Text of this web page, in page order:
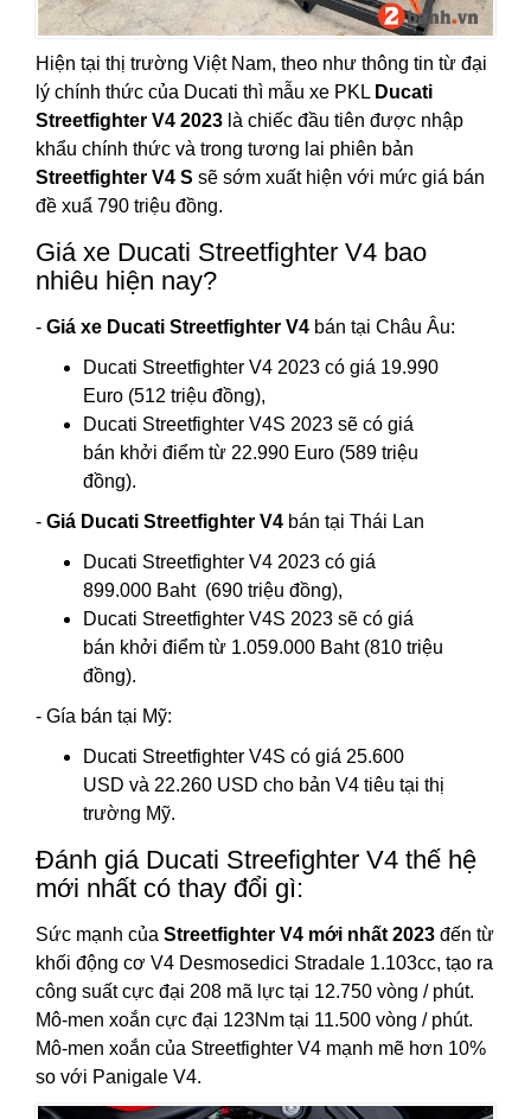
Hiện tại thị trường Việt Nam, theo như thông tin từ đại
lý chính thức của Ducati thì mẫu xe PKL Ducati
Streetfighter V4 2023 là chiếc đầu tiên được nhập
khẩu chính thức và trong tương lai phiên bản
Streetfighter V4 S sẽ sớm xuất hiện với mức giá bán
đề xuẩ 790 triệu đồng.
Giá xe Ducati Streetfighter V4 bao
nhiêu hiện nay?
- Giá xe Ducati Streetfighter V4 bán tại Châu Âu:
Ducati Streetfighter V4 2023 có giá 19.990
Euro (512 triệu đồng),
Ducati Streetfighter V4S 2023 sẽ có giá
bán khởi điểm từ 22.990 Euro (589 triệu
đồng).
- Giá Ducati Streetfighter V4 bán tại Thái Lan
Ducati Streetfighter V4 2023 có giá
899.000 Baht (690 triệu đồng),
Ducati Streetfighter V4S 2023 sẽ có giá
bán khởi điểm từ 1.059.000 Baht (810 triệu
đồng).
- Gía bán tại Mỹ:
Ducati Streetfighter V4S có giá 25.600
USD và 22.260 USD cho bản V4 tiêu tại thị
trường Mỹ.
Đánh giá Ducati Streefighter V4 thế hệ
mới nhất có thay đổi gì:
Sức mạnh của Streetfighter V4 mới nhất 2023 đến từ
khối động cơ V4 Desmosedici Stradale 1.103cc, tạo ra
công suất cực đại 208 mã lực tại 12.750 vòng / phút.
Mô-men xoắn cực đại 123Nm tại 11.500 vòng / phút.
Mô-men xoắn của Streetfighter V4 mạnh mẽ hơn 10%
so với Panigale V4.